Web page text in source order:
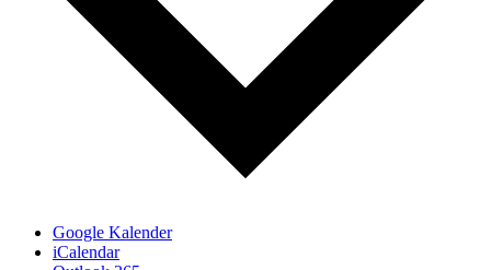
Google Kalender
iCalendar